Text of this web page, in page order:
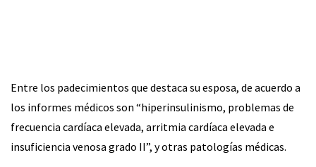
Entre los padecimientos que destaca su esposa, de acuerdo a
los informes médicos son “hiperinsulinismo, problemas de
frecuencia cardíaca elevada, arritmia cardíaca elevada e
insuficiencia venosa grado II”, y otras patologías médicas.